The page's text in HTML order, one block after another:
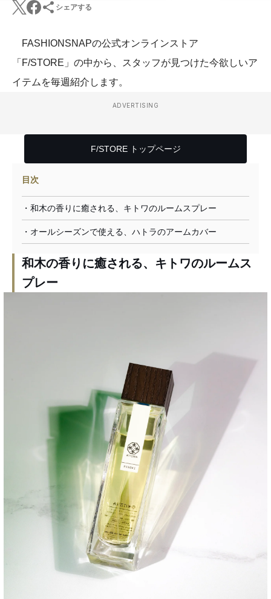
シェアする
FASHIONSNAPの公式オンラインストア
「F/STORE」の中から、スタッフが見つけた今欲しいア
イテムを毎週紹介します。
ADVERTISING
F/STORE トップページ
目次
・和木の香りに癒される、キトワのルームスプレー
・オールシーズンで使える、ハトラのアームカバー
和木の香りに癒される、キトワのルームス
プレー